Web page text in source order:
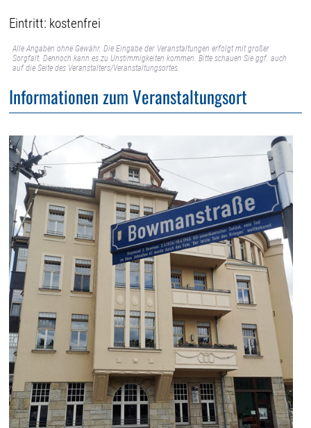
Eintritt: kostenfrei
Alle Angaben ohne Gewähr. Die Eingabe der Veranstaltungen erfolgt mit großer
Sorgfalt. Dennoch kann es zu Unstimmigkeiten kommen. Bitte schauen Sie ggf. auch
auf die Seite des Veranstalters/Veranstaltungsortes.
Informationen zum Veranstaltungsort